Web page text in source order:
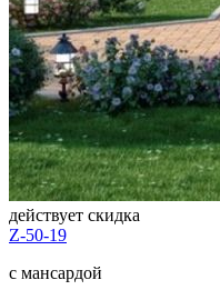
действует скидка
Z-50-19
с мансардой